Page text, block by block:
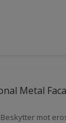
Metal
Beskytter mot